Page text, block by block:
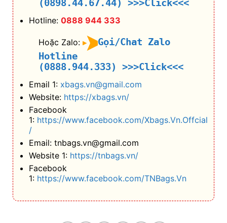
(0898.44.67.44) >>>Click<<<
Hotline: 0888 944 333
Hoặc Zalo:
Gọi/Chat Zalo
Hotline
(0888.944.333)
>>>Click<<<
Email 1: xbags.vn@gmail.com
Website: https://xbags.vn/
Facebook
1: https://www.facebook.com/Xbags.Vn.Offcial
/
Email: tnbags.vn@gmail.com
Website 1: https://tnbags.vn/
Facebook
1: https://www.facebook.com/TNBags.Vn